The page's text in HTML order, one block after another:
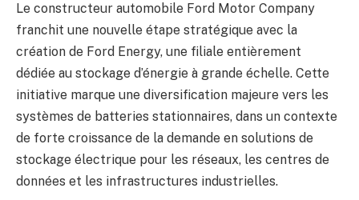
Le constructeur automobile Ford Motor Company
franchit une nouvelle étape stratégique avec la
création de Ford Energy, une filiale entièrement
dédiée au stockage d’énergie à grande échelle. Cette
initiative marque une diversification majeure vers les
systèmes de batteries stationnaires, dans un contexte
de forte croissance de la demande en solutions de
stockage électrique pour les réseaux, les centres de
données et les infrastructures industrielles.